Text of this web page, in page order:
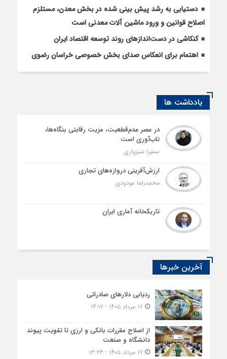
دستیابی به رشد پیش بینی شده در بخش معدن، مستلزم
اصلاح قوانین و ورود ماشین آلات معدنی است
کنکاشی در دست‌اندازهای روند توسعه اقتصاد ایران
اهتمام برای انعکاس صدای بخش خصوصی خراسان رضوی
یادداشت ها
در عصر عدم‌قطعیت، مزیت رقابتی بنگاه‌ها،
تاب‌آوری است
سمیرا سبزواری
ارزش‌آفرینی دروازه‌های تجاری
محمدرضا مودودی
تاریکخانه آماری ایران
آخرین خبرها
ردیابی دلارهای صادراتی
از اصلاح مقررات بانکی و ارزی تا تقویت پیوند
دانشگاه و صنعت